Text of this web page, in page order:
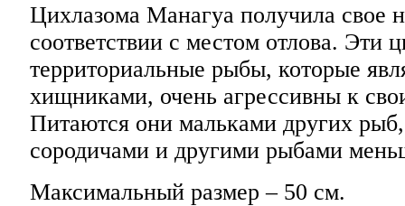
Цихлазома Манагуа получила свое
соответствии с местом отлова. Эти
территориальные рыбы, которые
хищниками, очень агрессивны к
Питаются они мальками других
сородичами и другими рыбами
Максимальный размер – 50 см.